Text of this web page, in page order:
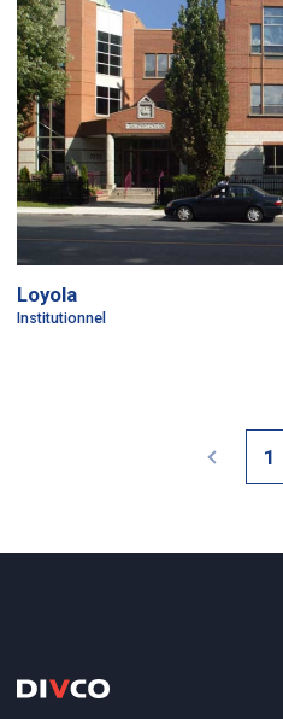
Loyola
Institutionnel
1